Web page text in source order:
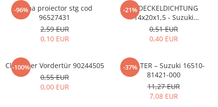
MOVANO
TIGRA-B 2004-2009
VIVARO
ZAFIRA
Mazda CX-80 KL
SX4 S-CROSS Hybrid 48V 2020-
prezent
S-CROSS HYBRID 48V 2022-prezent
VITARA Hybrid 48V 2020-prezent
VITARA Strong Hybrid 140V 2022-
SPARK M300 2010-2018
-96%
Rama proiector stg cod
96527431
2,59 EUR
0,10 EUR
-21%ÖLDECKELDICHTUNG
14x20x1,5 - Suzuki
09168M14015-000
0,51 EUR
0,40 EUR
-100%
ClipFutter Vordertür 90244505
0,55 EUR
0,00 EUR
-37%
ÖLFILTER – Suzuki 16510-
81421-000
11,27 EUR
7,08 EUR